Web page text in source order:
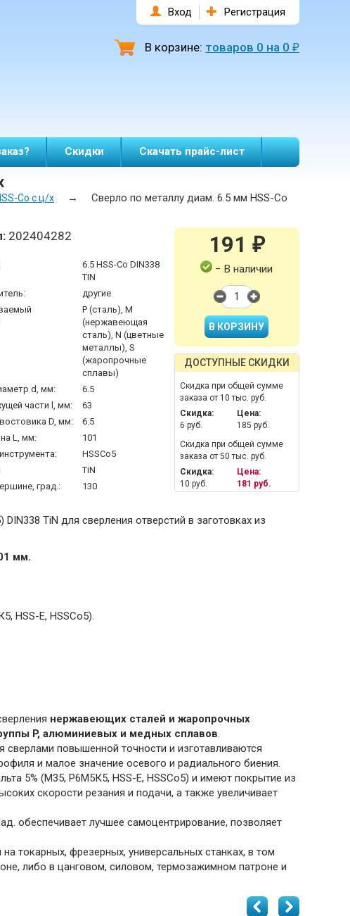
Вход Регистрация
В корзине: товаров 0 на 0 ₽
Скидки Скачать прайс-лист
Co с ц/х →
Сверло по металлу диам. 6.5 мм HSS-Co
202404282
6.5 HSS-Co DIN338
TIN
другие
P (сталь), M
(нержавеющая
сталь), N (цветные
металлы), S
(жаропрочные
сплавы)
d, мм:
6.5
части l, мм:
63
D, мм:
6.5
L, мм:
101
HSSCo5
TiN
град.:
130
191 ₽
− В наличии
ДОСТУПНЫЕ СКИДКИ
Скидка при общей сумме
заказа от 10 тыс. руб.
Скидка:
6 руб.
Цена:
185 руб.
Скидка при общей сумме
заказа от 50 тыс. руб.
Скидка:
10 руб.
Цена:
181 руб.
TiN для сверления отверстий в заготовках из
мм.
HSS-E, HSSCo5).
нержавеющих сталей и жаропрочных
P, алюминиевых и медных сплавов.
повышенной точности и изготавливаются
и малое значение осевого и радиального биения.
5% (M35, Р6М5К5, HSS-E, HSSCo5) и имеют покрытие из
скорости резания и подачи, а также увеличивает
обеспечивает лучшее самоцентрирование, позволяет
токарных, фрезерных, универсальных станках, в том
либо в цанговом, силовом, термозажимном патроне и